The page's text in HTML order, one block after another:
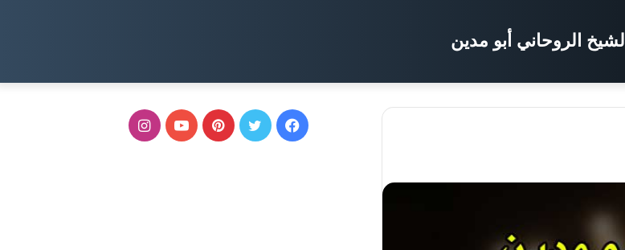
الشيخ الروحاني أبو مدين
فيسبوكتويتر بينتيريستيوتيوبانستقرام